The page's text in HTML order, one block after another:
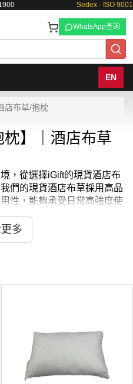
Sedex · ISO 9001
WhatsApp查詢
EN
店布草/抱枕
枕】｜酒店布草
，從選擇iGift的現貨酒店布
們的現貨酒店布草採用高品
性，能夠承受日常高強度使
添了客房的舒適度，也為裝
現貨酒店布草和現貨抱枕，
的體驗。
時尚又實用，適合各種酒店
種尺寸和顏色選擇，以及現
/ 起, 視乎數量而定。貨期約
多